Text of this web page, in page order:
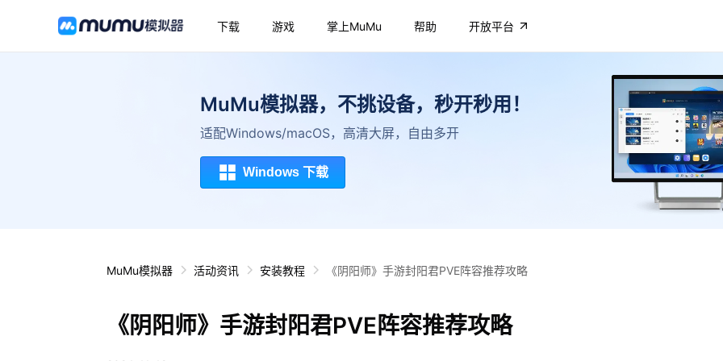
下载 游戏 掌上MuMu 帮助 开放平台
MuMu模拟器，不挑设备，秒开秒用！
适配Windows/macOS，高清大屏，自由多开
Windows 下载
MuMu模拟器 活动资讯 安装教程 《阴阳师》手游封阳君PVE阵容推荐攻略
《阴阳师》手游封阳君PVE阵容推荐攻略